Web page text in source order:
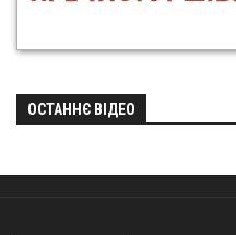
ОСТАННЄ ВІДЕО